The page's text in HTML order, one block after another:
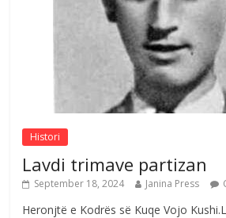
August 3, 2026
Postim me vlera
Mimoza Gjoni
August 6, 2026
Histori
Lavdi trimave partizan
September 18, 2024 Janina Press
Heronjtë e Kodrës së Kuqe Vojo